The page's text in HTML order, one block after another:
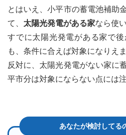
とはいえ、小平市の蓄電池補助
て、 太陽光発電がある家なら使
すでに太陽光発電がある家で
も、条件に合えば対象になりえま
反対に、太陽光発電がない家に
平市分は対象にならない点には